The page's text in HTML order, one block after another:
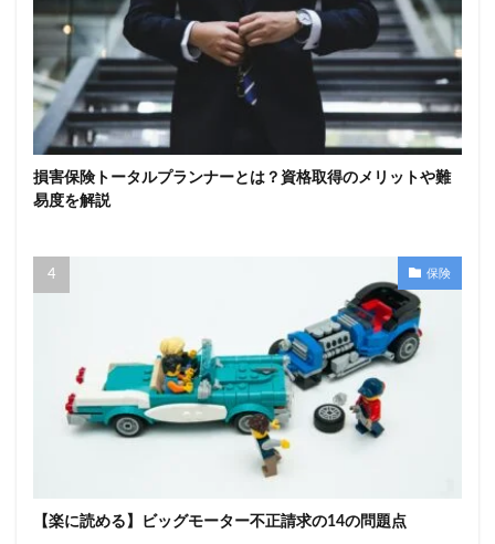
損害保険トータルプランナーとは？資格取得のメリットや難
易度を解説
保険
【楽に読める】ビッグモーター不正請求の14の問題点